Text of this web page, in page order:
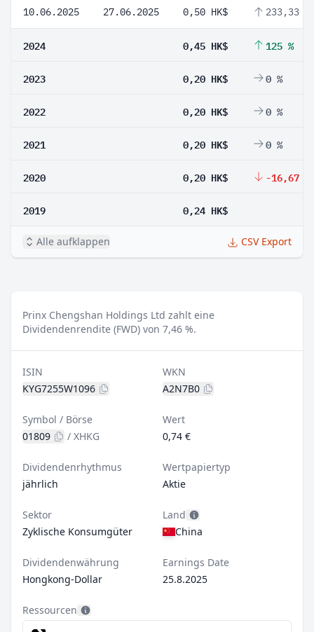
10.06.2025 27.06.2025 0,50 HK$ 233,33 %
2024 0,45 HK$ 125 %
2023 0,20 HK$ 0 %
2022 0,20 HK$ 0 %
2021 0,20 HK$ 0 %
2020 0,20 HK$ -16,67 %
2019 0,24 HK$
Alle aufklappen CSV Export
Prinx Chengshan Holdings Ltd zahlt eine
Dividendenrendite (FWD) von 7,46 %.
ISIN
KYG7255W1096
WKN
A2N7B0
Symbol / Börse
01809
/ XHKG
Wert
0,74 €
Dividendenrhythmus
jährlich
Wertpapiertyp
Aktie
Sektor
Zyklische Konsumgüter
Land
China
Dividendenwährung
Hongkong-Dollar
Earnings Date
25.8.2025
Ressourcen